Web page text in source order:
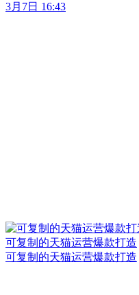
3月7日 16:43
可复制的天猫运营爆款打造
可复制的天猫运营爆款打造